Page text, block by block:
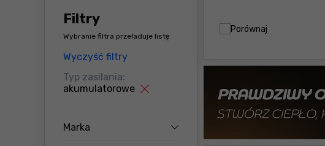
Filtry
Wybranie filtra przeładuje listę
Wyczyść filtry
Typ zasilania:
akumulatorowe
Marka
Porównaj